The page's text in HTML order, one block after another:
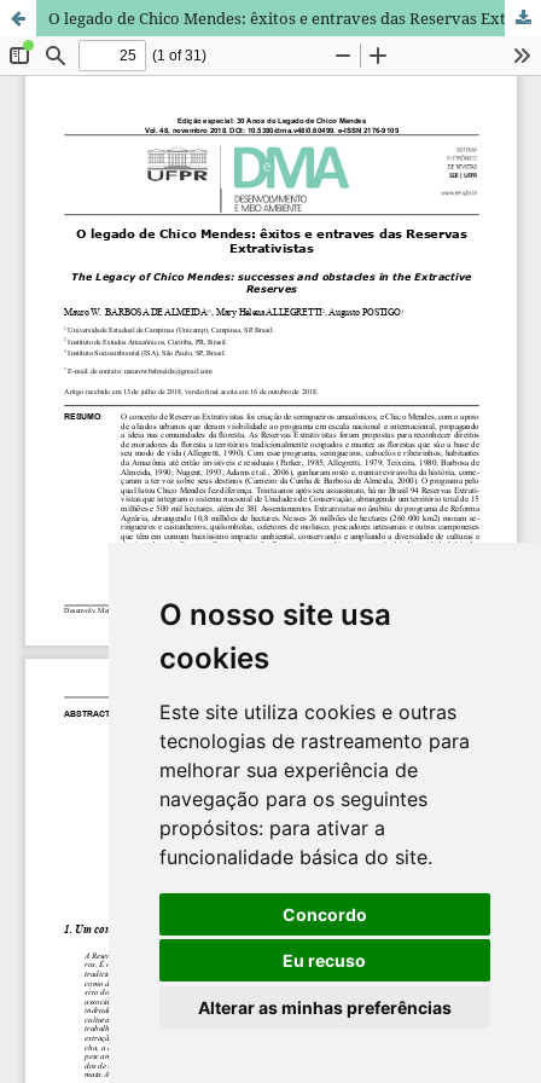
O nosso site usa
cookies
Este site utiliza cookies e outras
tecnologias de rastreamento para
melhorar sua experiência de
navegação para os seguintes
propósitos: para ativar a
funcionalidade básica do site.
Concordo
Eu recuso
Alterar as minhas preferências
O legado de Chico Mendes: êxitos e entraves das Reservas Extrativistas